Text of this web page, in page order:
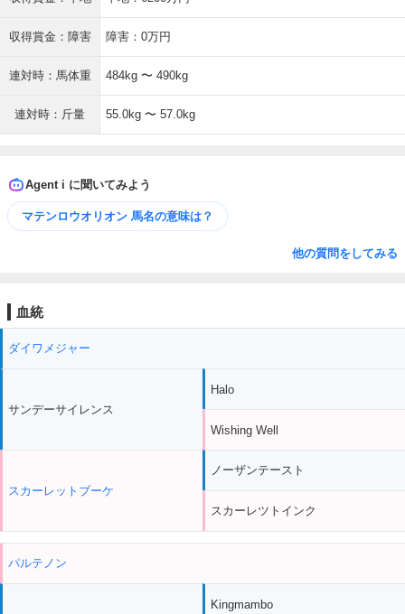
収得賞金：障害 障害：0万円
連対時：馬体重 484kg 〜 490kg
連対時：斤量 55.0kg 〜 57.0kg
Agent i に聞いてみよう
マテンロウオリオン 馬名の意味は？
他の質問をしてみる
血統
ダイワメジャー
サンデーサイレンス
スカーレットブーケ
Halo
Wishing Well
ノーザンテースト
スカーレツトインク
パルテノン
Kingmambo